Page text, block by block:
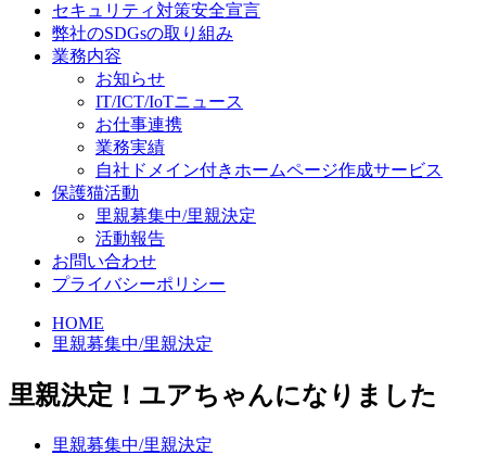
セキュリティ対策安全宣言
弊社のSDGsの取り組み
業務内容
お知らせ
IT/ICT/IoTニュース
お仕事連携
業務実績
自社ドメイン付きホームページ作成サービス
保護猫活動
里親募集中/里親決定
活動報告
お問い合わせ
プライバシーポリシー
HOME
里親募集中/里親決定
里親決定！ユアちゃんになりました
里親募集中/里親決定